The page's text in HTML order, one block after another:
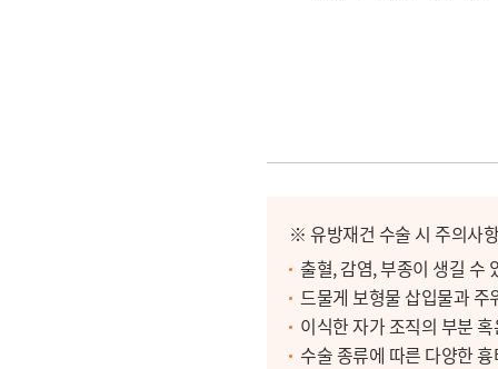
※ 유방재건 수술 시 주의사항
출혈, 감염, 부종이 생길 수
드물게 보형물 삽입물과 주
이식한 자가 조직의 부분
수술 종류에 따른 다양한